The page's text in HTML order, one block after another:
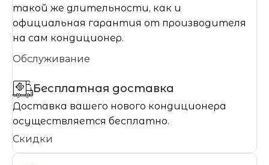
такой же длительности, как и
официальная гарантия от производителя
на сам кондиционер.
Обслуживание
Бесплатная доставка
Доставка вашего нового кондиционера
осуществляется бесплатно.
Скидки